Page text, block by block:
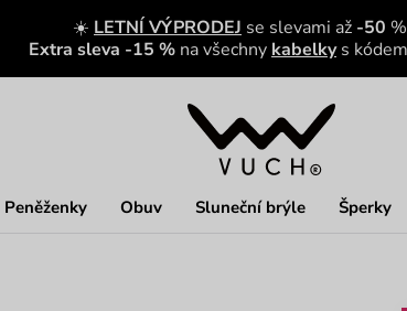
☀️ LETNÍ VÝPRODEJ se slevami až -50
Extra sleva -15 % na všechny kabelkys kódem
Peněženky Obuv Sluneční brýle Šperky